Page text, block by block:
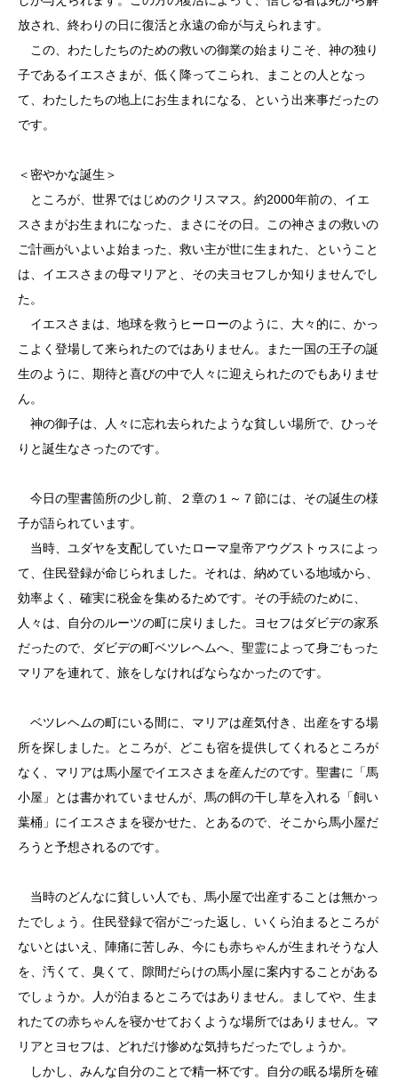
放され、終わりの日に復活と永遠の命が与えられます。
この、わたしたちのための救いの御業の始まりこそ、神の独り
子であるイエスさまが、低く降ってこられ、まことの人となっ
て、わたしたちの地上にお生まれになる、という出来事だったの
です。
＜密やかな誕生＞
ところが、世界ではじめのクリスマス。約2000年前の、イエ
スさまがお生まれになった、まさにその日。この神さまの救いの
ご計画がいよいよ始まった、救い主が世に生まれた、ということ
は、イエスさまの母マリアと、その夫ヨセフしか知りませんでし
た。
イエスさまは、地球を救うヒーローのように、大々的に、かっ
こよく登場して来られたのではありません。また一国の王子の誕
生のように、期待と喜びの中で人々に迎えられたのでもありませ
ん。
神の御子は、人々に忘れ去られたような貧しい場所で、ひっそ
りと誕生なさったのです。
今日の聖書箇所の少し前、２章の１～７節には、その誕生の様
子が語られています。
当時、ユダヤを支配していたローマ皇帝アウグストゥスによっ
て、住民登録が命じられました。それは、納めている地域から、
効率よく、確実に税金を集めるためです。その手続のために、
人々は、自分のルーツの町に戻りました。ヨセフはダビデの家系
だったので、ダビデの町ベツレヘムへ、聖霊によって身ごもった
マリアを連れて、旅をしなければならなかったのです。
ベツレヘムの町にいる間に、マリアは産気付き、出産をする場
所を探しました。ところが、どこも宿を提供してくれるところが
なく、マリアは馬小屋でイエスさまを産んだのです。聖書に「馬
小屋」とは書かれていませんが、馬の餌の干し草を入れる「飼い
葉桶」にイエスさまを寝かせた、とあるので、そこから馬小屋だ
ろうと予想されるのです。
当時のどんなに貧しい人でも、馬小屋で出産することは無かっ
たでしょう。住民登録で宿がごった返し、いくら泊まるところが
ないとはいえ、陣痛に苦しみ、今にも赤ちゃんが生まれそうな人
を、汚くて、臭くて、隙間だらけの馬小屋に案内することがある
でしょうか。人が泊まるところではありません。ましてや、生ま
れたての赤ちゃんを寝かせておくような場所ではありません。マ
リアとヨセフは、どれだけ惨めな気持ちだったでしょうか。
しかし、みんな自分のことで精一杯です。自分の眠る場所を確